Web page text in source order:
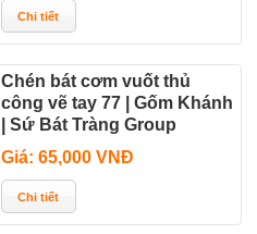
Chén bát cơm vuốt thủ
công vẽ tay 77 | Gốm Khánh
| Sứ Bát Tràng Group
Giá: 65,000 VNĐ